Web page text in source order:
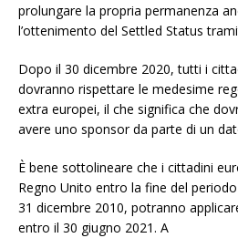
prolungare la propria permanenza
l’ottenimento del Settled Status
Dopo il 30 dicembre 2020, tutti i
dovranno rispettare le medesime
extra europei, il che significa che
avere uno sponsor da parte di un
È bene sottolineare che i cittadini
Regno Unito entro la fine del
31 dicembre 2010, potranno
entro il 30 giugno 2021. A